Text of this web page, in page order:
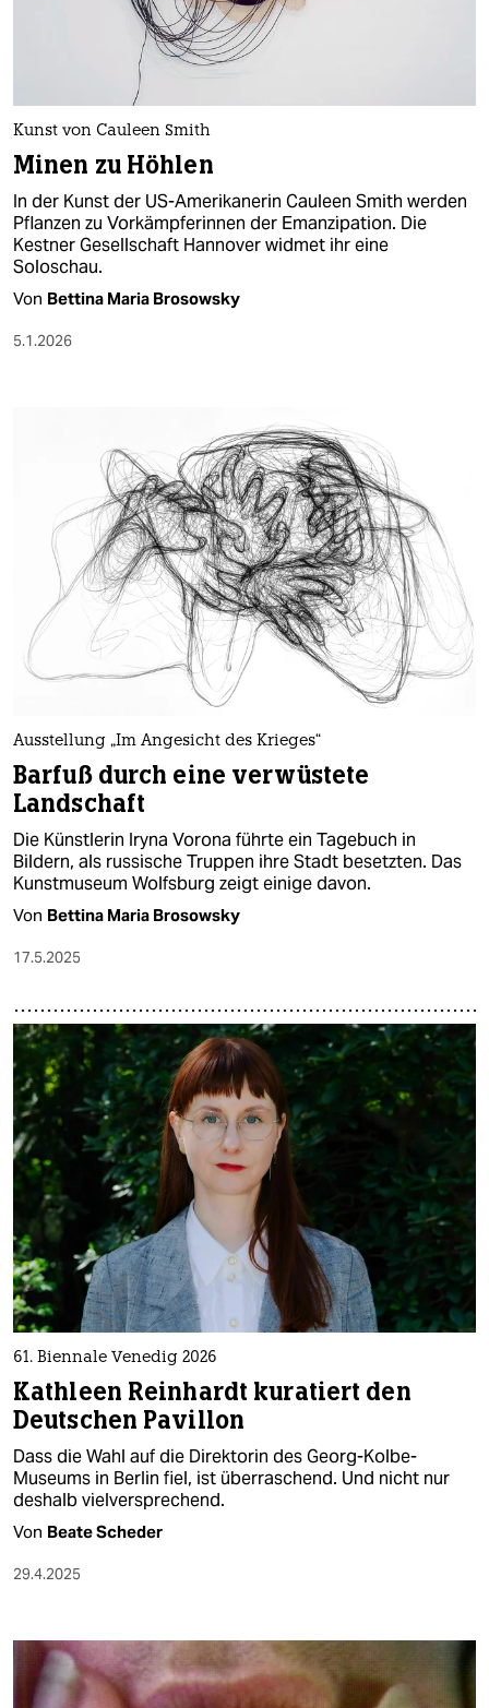
wahrheit
verlag
verlag
veranstaltungen
shop
genossenschaft
epaper login
Kunst von Cauleen Smith
Minen zu Höhlen
In der Kunst der US-Amerikanerin Cauleen Smith werden
Pflanzen zu Vorkämpferinnen der Emanzipation. Die
Kestner Gesellschaft Hannover widmet ihr eine
Soloschau.
Von Bettina Maria Brosowsky
5.1.2026
Ausstellung „Im Angesicht des Krieges“
Barfuß durch eine verwüstete
Landschaft
Die Künstlerin Iryna Vorona führte ein Tagebuch in
Bildern, als russische Truppen ihre Stadt besetzten. Das
Kunstmuseum Wolfsburg zeigt einige davon.
Von Bettina Maria Brosowsky
17.5.2025
61. Biennale Venedig 2026
Kathleen Reinhardt kuratiert den
Deutschen Pavillon
Dass die Wahl auf die Direktorin des Georg-Kolbe-
Museums in Berlin fiel, ist überraschend. Und nicht nur
deshalb vielversprechend.
Von Beate Scheder
29.4.2025